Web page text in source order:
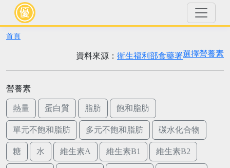
首頁
選擇營養素
資料來源： 衛生福利部食藥署
營養素
熱量 蛋白質 脂肪 飽和脂肪
單元不飽和脂肪 多元不飽和脂肪 碳水化合物
糖 水 維生素A 維生素B1 維生素B2